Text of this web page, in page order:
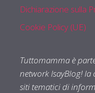
Dichiarazione sulla
Cookie Policy (UE)
Tuttomamma è
network IsayBlog!
siti tematici di